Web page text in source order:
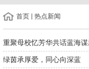
首页 热点新闻
重聚母校忆芳华共话蓝海
绿茵承厚爱，同心向深蓝